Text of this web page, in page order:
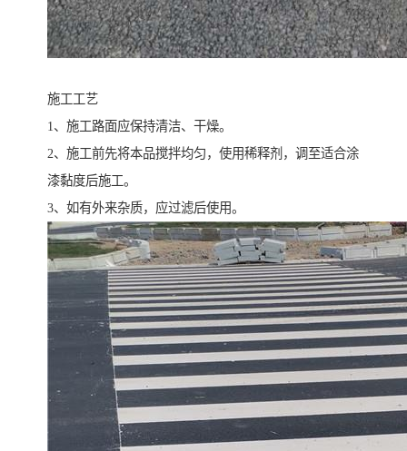
施工工艺
1、施工路面应保持清洁、干燥。
2、施工前先将本品搅拌均匀，使用稀释剂，调至适合涂
漆黏度后施工。
3、如有外来杂质，应过滤后使用。